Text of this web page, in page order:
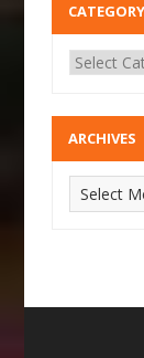
CATEGORY
ARCHIVES